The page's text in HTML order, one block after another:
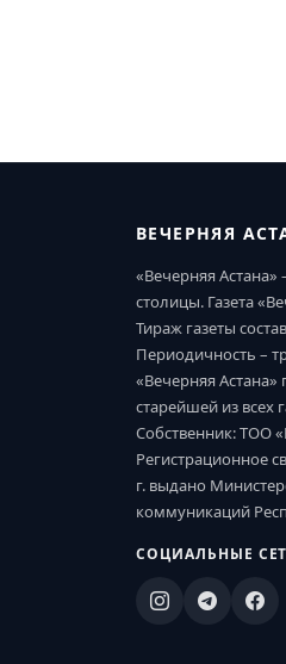
ВЕЧЕРНЯЯ
«Вечерняя
столицы. Газета
Тираж газеты
Периодичность –
«Вечерняя
старейшей из всех
Собственник: ТОО
Регистрационное
г. выдано
коммуникаций
СОЦИАЛЬНЫЕ